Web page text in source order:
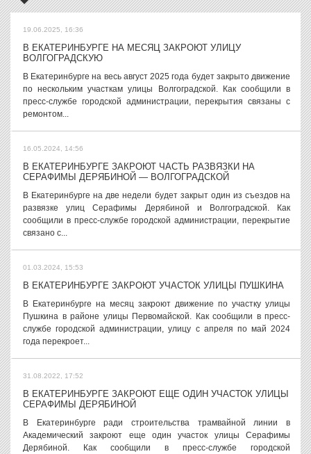
19.06.2025, 16:36
В ЕКАТЕРИНБУРГЕ НА МЕСЯЦ ЗАКРОЮТ УЛИЦУ
ВОЛГОГРАДСКУЮ
В Екатеринбурге на весь август 2025 года будет закрыто движение
по нескольким участкам улицы Волгоградской. Как сообщили в
пресс-службе городской администрации, перекрытия связаны с
ремонтом...
16.05.2024, 14:56
В ЕКАТЕРИНБУРГЕ ЗАКРОЮТ ЧАСТЬ РАЗВЯЗКИ НА
СЕРАФИМЫ ДЕРЯБИНОЙ — ВОЛГОГРАДСКОЙ
В Екатеринбурге на две недели будет закрыт один из съездов на
развязке улиц Серафимы Дерябиной и Волгоградской. Как
сообщили в пресс-службе городской администрации, перекрытие
связано с...
01.03.2024, 15:53
В ЕКАТЕРИНБУРГЕ ЗАКРОЮТ УЧАСТОК УЛИЦЫ ПУШКИНА
В Екатеринбурге на месяц закроют движение по участку улицы
Пушкина в районе улицы Первомайской. Как сообщили в пресс-
службе городской администрации, улицу с апреля по май 2024
года перекроет...
31.08.2022, 17:52
В ЕКАТЕРИНБУРГЕ ЗАКРОЮТ ЕЩЕ ОДИН УЧАСТОК УЛИЦЫ
СЕРАФИМЫ ДЕРЯБИНОЙ
В Екатеринбурге ради строительства трамвайной линии в
Академический закроют еще один участок улицы Серафимы
Дерябиной. Как сообщили в пресс-службе городской